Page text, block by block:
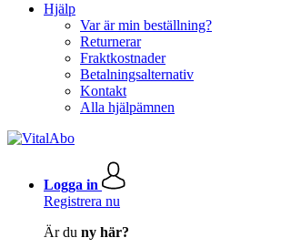
Hjälp
Var är min beställning?
Returnerar
Fraktkostnader
Betalningsalternativ
Kontakt
Alla hjälpämnen
Logga in
Registrera nu
Är du ny här?